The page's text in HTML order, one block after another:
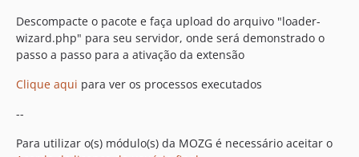
Descompacte o pacote e faça upload do arquivo "loader-
wizard.php" para seu servidor, onde será demonstrado o
passo a passo para a ativação da extensão
Clique aqui para ver os processos executados
--
Para utilizar o(s) módulo(s) da MOZG é necessário aceitar o